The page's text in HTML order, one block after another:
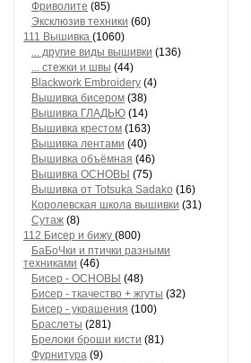
Фриволите (85)
Эксклюзив техники (60)
111 Вышивка (1060)
... другие виды вышивки (136)
... стежки и швы (44)
Blackwork Embroidery (4)
Вышивка бисером (38)
Вышивка ГЛАДЬЮ (14)
Вышивка крестом (163)
Вышивка лентами (40)
Вышивка объёмная (46)
Вышивка ОСНОВЫ (75)
Вышивка от Totsuka Sadako (16)
Королевская школа вышивки (31)
Сутаж (8)
112 Бисер и бижу (800)
БаБоЧки и птички разными
техниками (46)
Бисер - ОСНОВЫ (48)
Бисер - ткачество + жгуты (32)
Бисер - украшения (100)
Браслеты (281)
Брелоки броши кисти (81)
Фурнитура (9)